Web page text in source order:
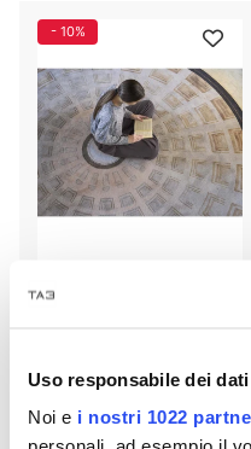
Uso responsabile dei dati
Noi e i nostri 1022
- 10%
€ 2.199,66 € 1.979,69